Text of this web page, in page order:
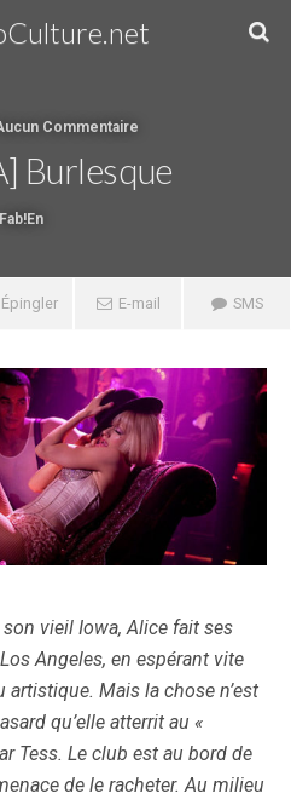
Commentaire
Burlesque
Fab!en
Épingler E-mail SMS
son vieil Iowa, Alice fait ses
Angeles, en espérant vite
Mais la chose n’est
qu’elle atterrit au «
Tess. Le club est au bord de
de le racheter. Au milieu